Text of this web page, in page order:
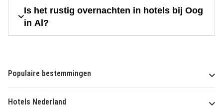
Is het rustig overnachten in hotels bij Oog
in Al?
Populaire bestemmingen
Hotels Nederland